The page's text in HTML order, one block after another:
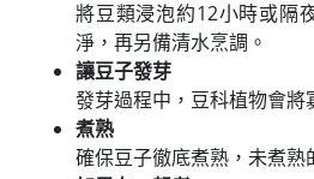
將豆類浸泡約12小時或隔
淨，再另備清水烹調。
讓豆子發芽
發芽過程中，豆科植物會將
煮熟
確保豆子徹底煮熟，未煮熟